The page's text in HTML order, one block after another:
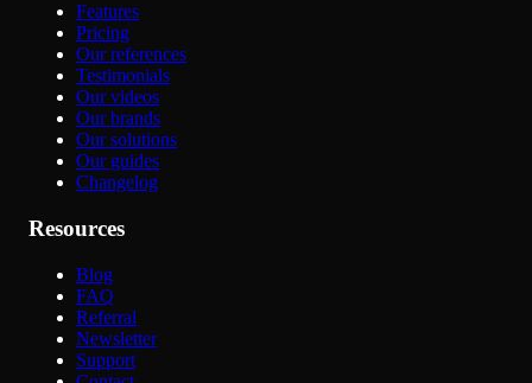
Features
Pricing
Our references
Testimonials
Our videos
Our brands
Our solutions
Our guides
Changelog
Resources
Blog
FAQ
Referral
Newsletter
Support